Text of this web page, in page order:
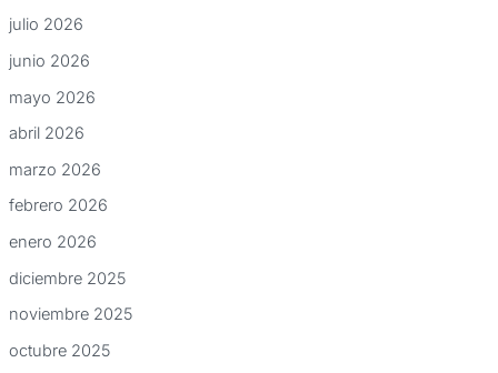
julio 2026
junio 2026
mayo 2026
abril 2026
marzo 2026
febrero 2026
enero 2026
diciembre 2025
noviembre 2025
octubre 2025